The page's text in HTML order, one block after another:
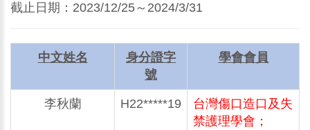
截止日期：2023/12/25～2024/3/31
中文姓名
身分證字
號
學會會員
李秋蘭 H22*****19
台灣傷口造口及失
禁護理學會；